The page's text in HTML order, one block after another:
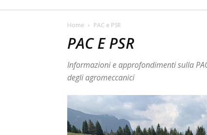
Home PAC e PSR
PAC E PSR
Informazioni e approfondimenti sulla
degli agromeccanici